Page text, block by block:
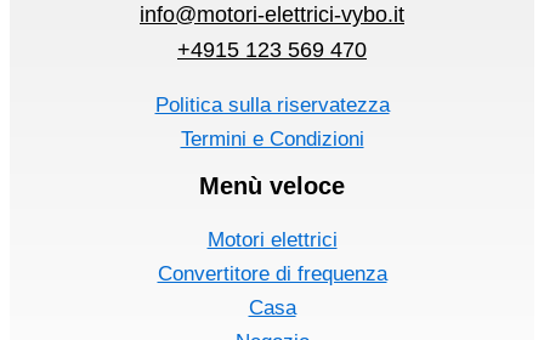
info@motori-elettrici-vybo.it
+4915 123 569 470
Politica sulla riservatezza
Termini e Condizioni
Menù veloce
Motori elettrici
Convertitore di frequenza
Casa